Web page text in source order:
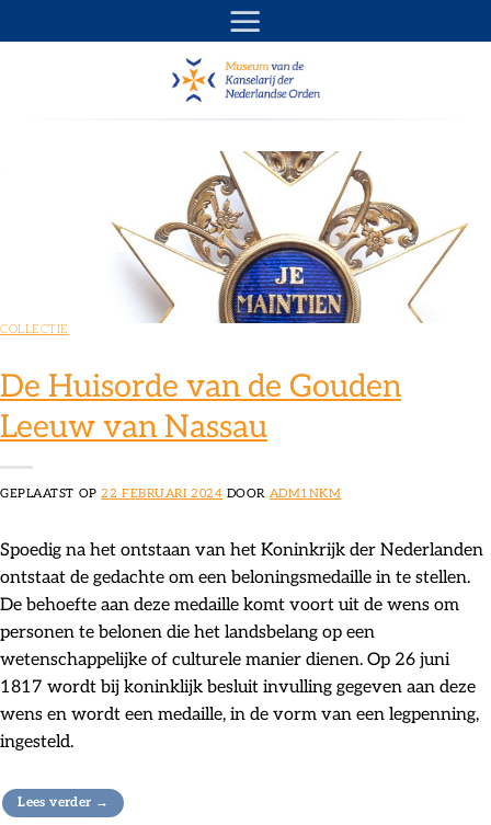
naar
COLLECTIE
De Huisorde van de Gouden
Leeuw van Nassau
GEPLAATST OP22 FEBRUARI 2024 DOOR ADM1NKM
Spoedig na het ontstaan van het Koninkrijk der Nederlanden
ontstaat de gedachte om een beloningsmedaille in te stellen.
De behoefte aan deze medaille komt voort uit de wens om
personen te belonen die het landsbelang op een
wetenschappelijke of culturele manier dienen. Op 26 juni
1817 wordt bij koninklijk besluit invulling gegeven aan deze
wens en wordt een medaille, in de vorm van een legpenning,
ingesteld.
Lees verder →